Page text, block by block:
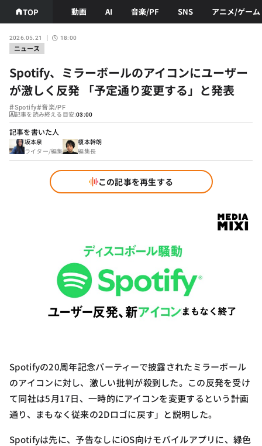
TOP 動画 AI 音楽/PF SNS アニメ/ゲーム
ニュース
2026.05.21 18:00
Spotify、ミラーボールのアイコンにユーザー
が激しく反発 「予定通り変更する」と発表
#Spotify#音楽/PF
記事を読み終える目安:03:00
記事を書いた人
坂本泉
ライター/編集
榎本幹朗
編集長
この記事を再生する
Spotifyの20周年記念パーティーで披露されたミラーボール
のアイコンに対し、激しい批判が殺到した。この反発を受け
て同社は5月17日、一時的にアイコンを変更するという計画
通り、まもなく従来の2Dロゴに戻す」と説明した。
Spotifyは先に、予告なしにiOS向けモバイルアプリに、緑色